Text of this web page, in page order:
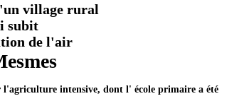
village rural
subit
de l'air
l'agriculture intensive, dont l' école primaire a été